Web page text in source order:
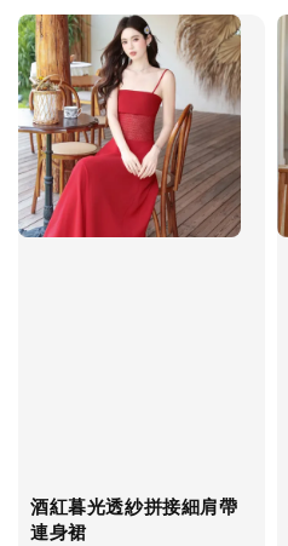
酒紅暮光透紗拼接細肩帶
連身裙